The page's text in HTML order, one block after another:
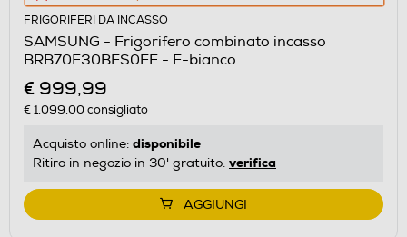
azione
aprirà
il
Calcolatore
di
risparmio
energetico
di
FRIGORIFERI DA INCASSO
SAMSUNG - Frigorifero combinato incasso
BRB70F30BES0EF - E-bianco
€ 999,99
€ 1.099,00consigliato
Acquisto online: disponibile
Ritiro in negozio in 30' gratuito: verifica
AGGIUNGI